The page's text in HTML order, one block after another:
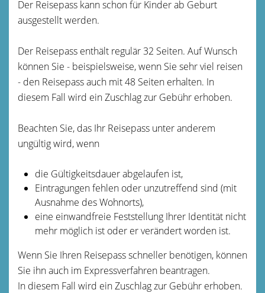
Der Reisepass kann schon für Kinder ab Geburt
ausgestellt werden.
Der Reisepass enthält regulär 32 Seiten. Auf Wunsch
können Sie - beispielsweise, wenn Sie sehr viel reisen
- den Reisepass auch mit 48 Seiten erhalten. In
diesem Fall wird ein Zuschlag zur Gebühr erhoben.
Beachten Sie, das Ihr Reisepass unter anderem
ungültig wird, wenn
die Gültigkeitsdauer abgelaufen ist,
Eintragungen fehlen oder unzutreffend sind (mit
Ausnahme des Wohnorts),
eine einwandfreie Feststellung Ihrer Identität nicht
mehr möglich ist oder er verändert worden ist.
Wenn Sie Ihren Reisepass schneller benötigen, können
Sie ihn auch im Expressverfahren beantragen.
In diesem Fall wird ein Zuschlag zur Gebühr erhoben.